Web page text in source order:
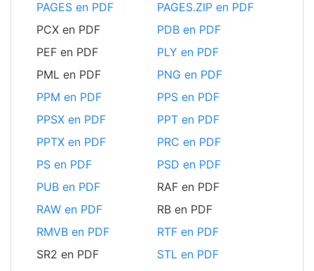
PAGES en PDF
PAGES.ZIP en PDF
PCX en PDF
PDB en PDF
PEF en PDF
PLY en PDF
PML en PDF
PNG en PDF
PPM en PDF
PPS en PDF
PPSX en PDF
PPT en PDF
PPTX en PDF
PRC en PDF
PS en PDF
PSD en PDF
PUB en PDF
RAF en PDF
RAW en PDF
RB en PDF
RMVB en PDF
RTF en PDF
SR2 en PDF
STL en PDF